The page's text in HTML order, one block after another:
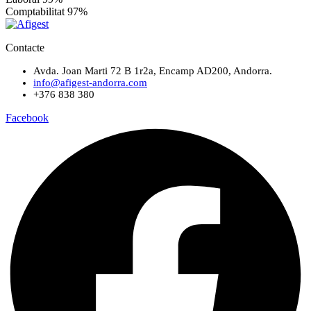
Comptabilitat 97%
Contacte
Avda. Joan Marti 72 B 1r2a, Encamp AD200, Andorra.
info@afigest-andorra.com
+376 838 380
Facebook